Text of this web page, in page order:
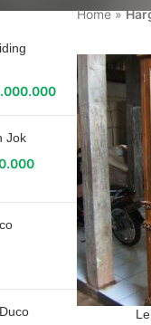
Jok
Home»